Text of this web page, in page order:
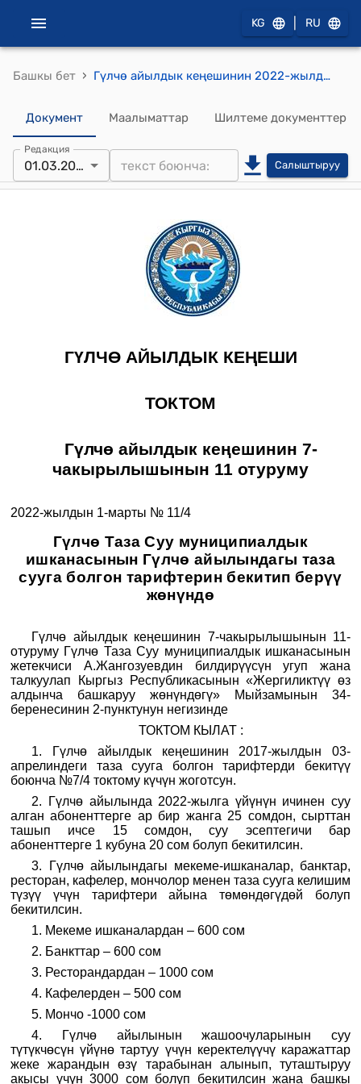
KG RU
Башкы бет › Гүлчө айылдык кеңешинин 2022-жылдын 1-мартындагы № 11/4 "Гүлчө Таза Суу муниципиалдык ишканасынын Гүлчө айылындагы таза сууга болгон тарифтерин бекитип берүү жөнүндө" токтому
Документ Маалыматтар Шилтеме документтер
Редакция
01.03.2022 Салыштыруу